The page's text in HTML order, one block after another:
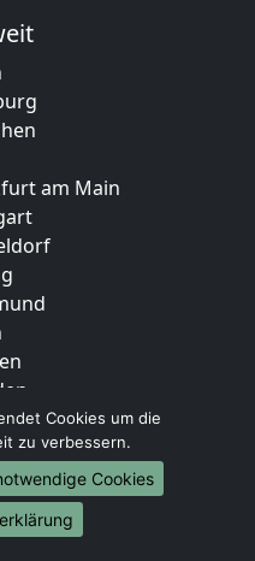
am Main
Cookies um die
zu verbessern.
Cookies